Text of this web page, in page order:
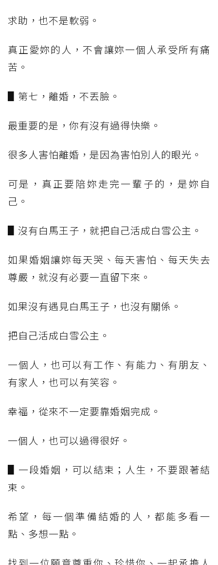
求助，也不是軟弱。
真正愛妳的人，不會讓妳一個人承受所有痛
苦。
▋第七，離婚，不丟臉。
最重要的是，你有沒有過得快樂。
很多人害怕離婚，是因為害怕別人的眼光。
可是，真正要陪妳走完一輩子的，是妳自
己。
▋沒有白馬王子，就把自己活成白雪公主。
如果婚姻讓妳每天哭、每天害怕、每天失去
尊嚴，就沒有必要一直留下來。
如果沒有遇見白馬王子，也沒有關係。
把自己活成白雪公主。
一個人，也可以有工作、有能力、有朋友、
有家人，也可以有笑容。
幸福，從來不一定要靠婚姻完成。
一個人，也可以過得很好。
▋一段婚姻，可以結束；人生，不要跟著結
束。
希望，每一個準備結婚的人，都能多看一
點、多想一點。